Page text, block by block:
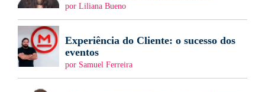
por Liliana Bueno
Experiência do Cliente: o sucesso dos
eventos
por Samuel Ferreira